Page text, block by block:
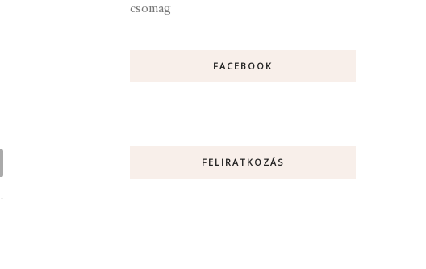
csomag
FACEBOOK
FELIRATKOZÁS